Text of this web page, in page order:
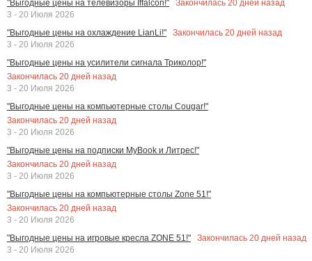
"Выгодные цены на телевизоры Iffalcon!" Закончилась 20 дней назад
3 - 20 Июля 2026
"Выгодные цены на охлаждение LianLi!"
Закончилась 20 дней назад
3 - 20 Июля 2026
"Выгодные цены на усилители сигнала Триколор!"
Закончилась 20 дней назад
3 - 20 Июля 2026
"Выгодные цены на компьютерные столы Cougar!"
Закончилась 20 дней назад
3 - 20 Июля 2026
"Выгодные цены на подписки MyBook и Литрес!"
Закончилась 20 дней назад
3 - 20 Июля 2026
"Выгодные цены на компьютерные столы Zone 51!"
Закончилась 20 дней назад
3 - 20 Июля 2026
"Выгодные цены на игровые кресла ZONE 51!"
Закончилась 20 дней назад
3 - 20 Июля 2026